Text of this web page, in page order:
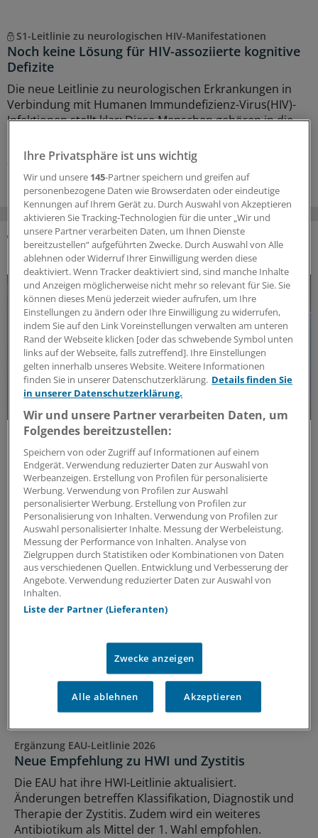
S1-Leitlinie zu neurologischen HIV-Manifestationen
Noch keine Lösung für HIV-assoziierte kognitive
Defizite
Die neue Leitlinie zu neurologischen Erkrankungen in
Verbindung mit Humanen Immundefizienz-Virus(HIV)-
Infektionen stellt klar: Diese Menschen gehören in die
27.07.2026
DAS KÖNNTE SIE AUCH INTERESSIEREN
Forschungs-Update
Neue Antibiotika-Studie entschlüsselt
besonderen Wirkmechanismus
Für die Langzeitprophylaxe von Harnwegsinfektionen
sind geringe Resistenzraten und gute Verträglichkeit
entscheidend. Eine neue Studie zeigt, warum dieses
Antibiotikum beides erfüllt.
ANZEIGE|MIP Pharma GmbH
Ergänzung EAU-Leitlinie 2026
Neue Empfehlung zu HWI und Zystitis
Die EAU hat ihre HWI-Leitlinie aktualisiert.
Änderungen betreffen Klassifikation, Diagnostik und
Therapie der Zystitis. Zudem wird ein weiteres
Antibiotikum als Mittel der 1. Wahl empfohlen.
Ihre Privatsphäre ist uns wichtig
Wir und unsere 145-Partner speichern und greifen auf
personenbezogene Daten wie Browserdaten oder eindeutige
Kennungen auf Ihrem Gerät zu. Durch Auswahl von Akzeptieren
aktivieren Sie Tracking-Technologien für die unter „Wir und
unsere Partner verarbeiten Daten, um Ihnen Dienste
bereitzustellen“ aufgeführten Zwecke. Durch Auswahl von Alle
ablehnen oder Widerruf Ihrer Einwilligung werden diese
deaktiviert. Wenn Tracker deaktiviert sind, sind manche Inhalte
und Anzeigen möglicherweise nicht mehr so relevant für Sie. Sie
können dieses Menü jederzeit wieder aufrufen, um Ihre
Einstellungen zu ändern oder Ihre Einwilligung zu widerrufen,
indem Sie auf den Link Voreinstellungen verwalten am unteren
Rand der Webseite klicken [oder das schwebende Symbol unten
links auf der Webseite, falls zutreffend]. Ihre Einstellungen
gelten innerhalb unseres Website. Weitere Informationen
finden Sie in unserer Datenschutzerklärung. Details finden Sie
in unserer Datenschutzerklärung.
Wir und unsere Partner verarbeiten Daten, um
Folgendes bereitzustellen:
Speichern von oder Zugriff auf Informationen auf einem
Endgerät. Verwendung reduzierter Daten zur Auswahl von
Werbeanzeigen. Erstellung von Profilen für personalisierte
Werbung. Verwendung von Profilen zur Auswahl
personalisierter Werbung. Erstellung von Profilen zur
Personalisierung von Inhalten. Verwendung von Profilen zur
Auswahl personalisierter Inhalte. Messung der Werbeleistung.
Messung der Performance von Inhalten. Analyse von
Zielgruppen durch Statistiken oder Kombinationen von Daten
aus verschiedenen Quellen. Entwicklung und Verbesserung der
Angebote. Verwendung reduzierter Daten zur Auswahl von
Inhalten.
Liste der Partner (Lieferanten)
Zwecke anzeigen
Alle ablehnen Akzeptieren